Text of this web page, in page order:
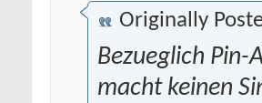
Originally
Bezueglich Pin-
macht keinen